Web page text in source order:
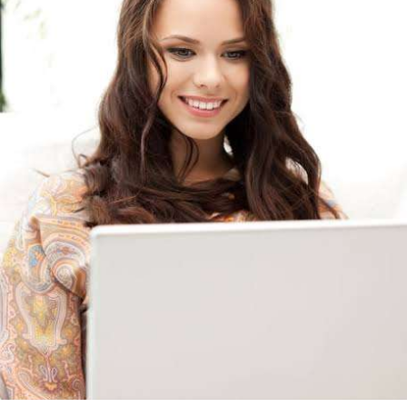
Lightning bị rút tiền và đã chặn truy cập từ xa để ngăn rủi ro.
- Quy định & Pháp lý: Brazil công bố quy định mới có hiệu lực
từ 1/1/2027, yêu cầu tạm dừng 24h đối với các giao dịch
crypto trên 10.000 USD chuyển sang nhà cung cấp nước ngoài
hoặc ví tự quản. Fork BIP-110 của Bitcoin khai thác thành công
2 block rồi dừng do thiếu hashpower, khoảng cách giữa các
block kéo dài nhiều giờ.
Lời khuyên từ chuyên gia: Thị trường đang trong giai đoạn tích
lũy với tâm lý sợ hãi chiếm ưu thế. Nhà đầu tư nên tránh
FOMO, tập trung quản trị rủi ro và chờ đợi tín hiệu rõ ràng hơn
từ dòng vốn ETF (tuần tốt nhất kể từ tháng 4 với 1 tỷ USD)
trước khi gia tăng vị thế.
Xem chi tiết các bài viết đầy đủ tại dòng thời gian của Vlike.vn!
#whalealertbtc
#brazilcryptoregulation